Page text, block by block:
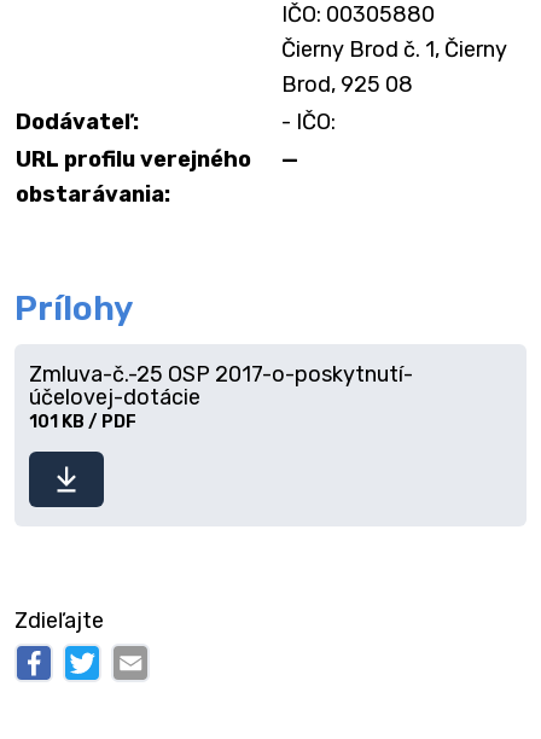
IČO: 00305880
Čierny Brod č. 1, Čierny
Brod, 925 08
Dodávateľ:
- IČO:
URL profilu verejného
obstarávania:
—
Prílohy
súbor
Zmluva-č.-25 OSP 2017-o-poskytnutí-
účelovej-dotácie
101 KB / PDF
Zdieľajte